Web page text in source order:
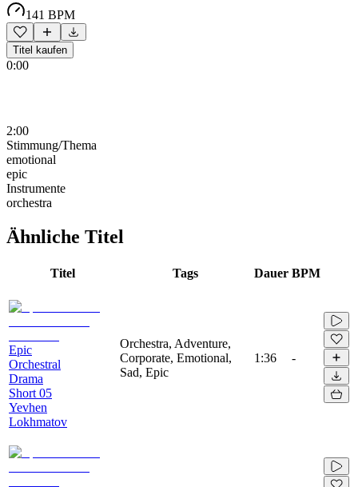
141 BPM
Titel kaufen
0:00
2:00
Stimmung/Thema
emotional
epic
Instrumente
orchestra
Ähnliche Titel
Titel Tags Dauer BPM
Epic
Orchestral
Drama
Short 05
Yevhen
Lokhmatov
Orchestra, Adventure,
Corporate, Emotional,
Sad, Epic
1:36 -